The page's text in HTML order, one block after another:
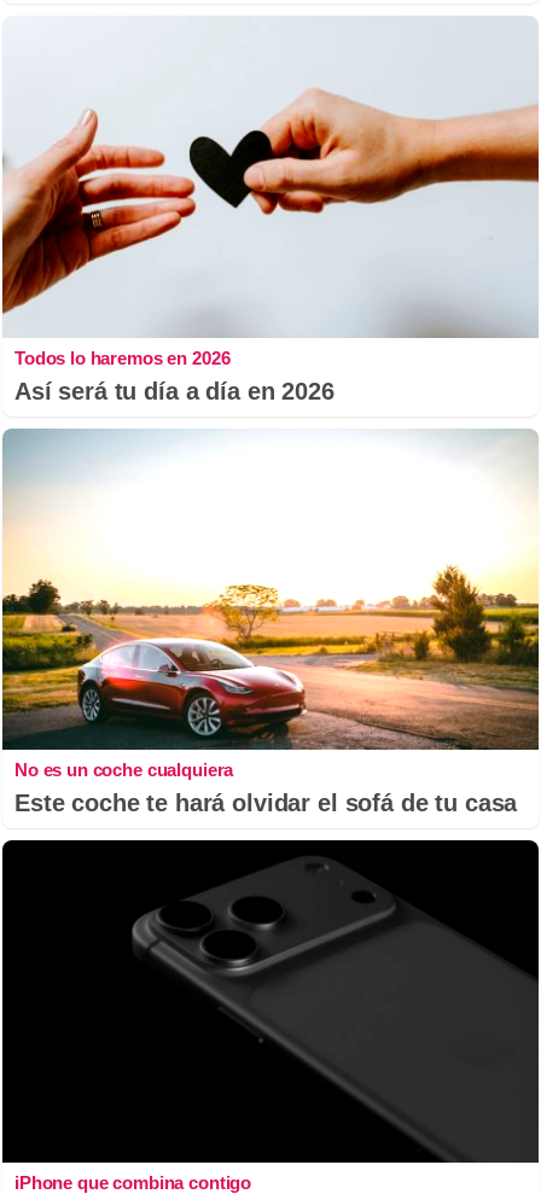
Todos lo haremos en 2026
Así será tu día a día en 2026
No es un coche cualquiera
Este coche te hará olvidar el sofá de tu casa
iPhone que combina contigo